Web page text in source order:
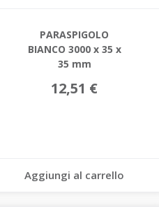
PARASPIGOLO
BIANCO 3000 x 35 x
35 mm
12,51 €
Aggiungi al carrello